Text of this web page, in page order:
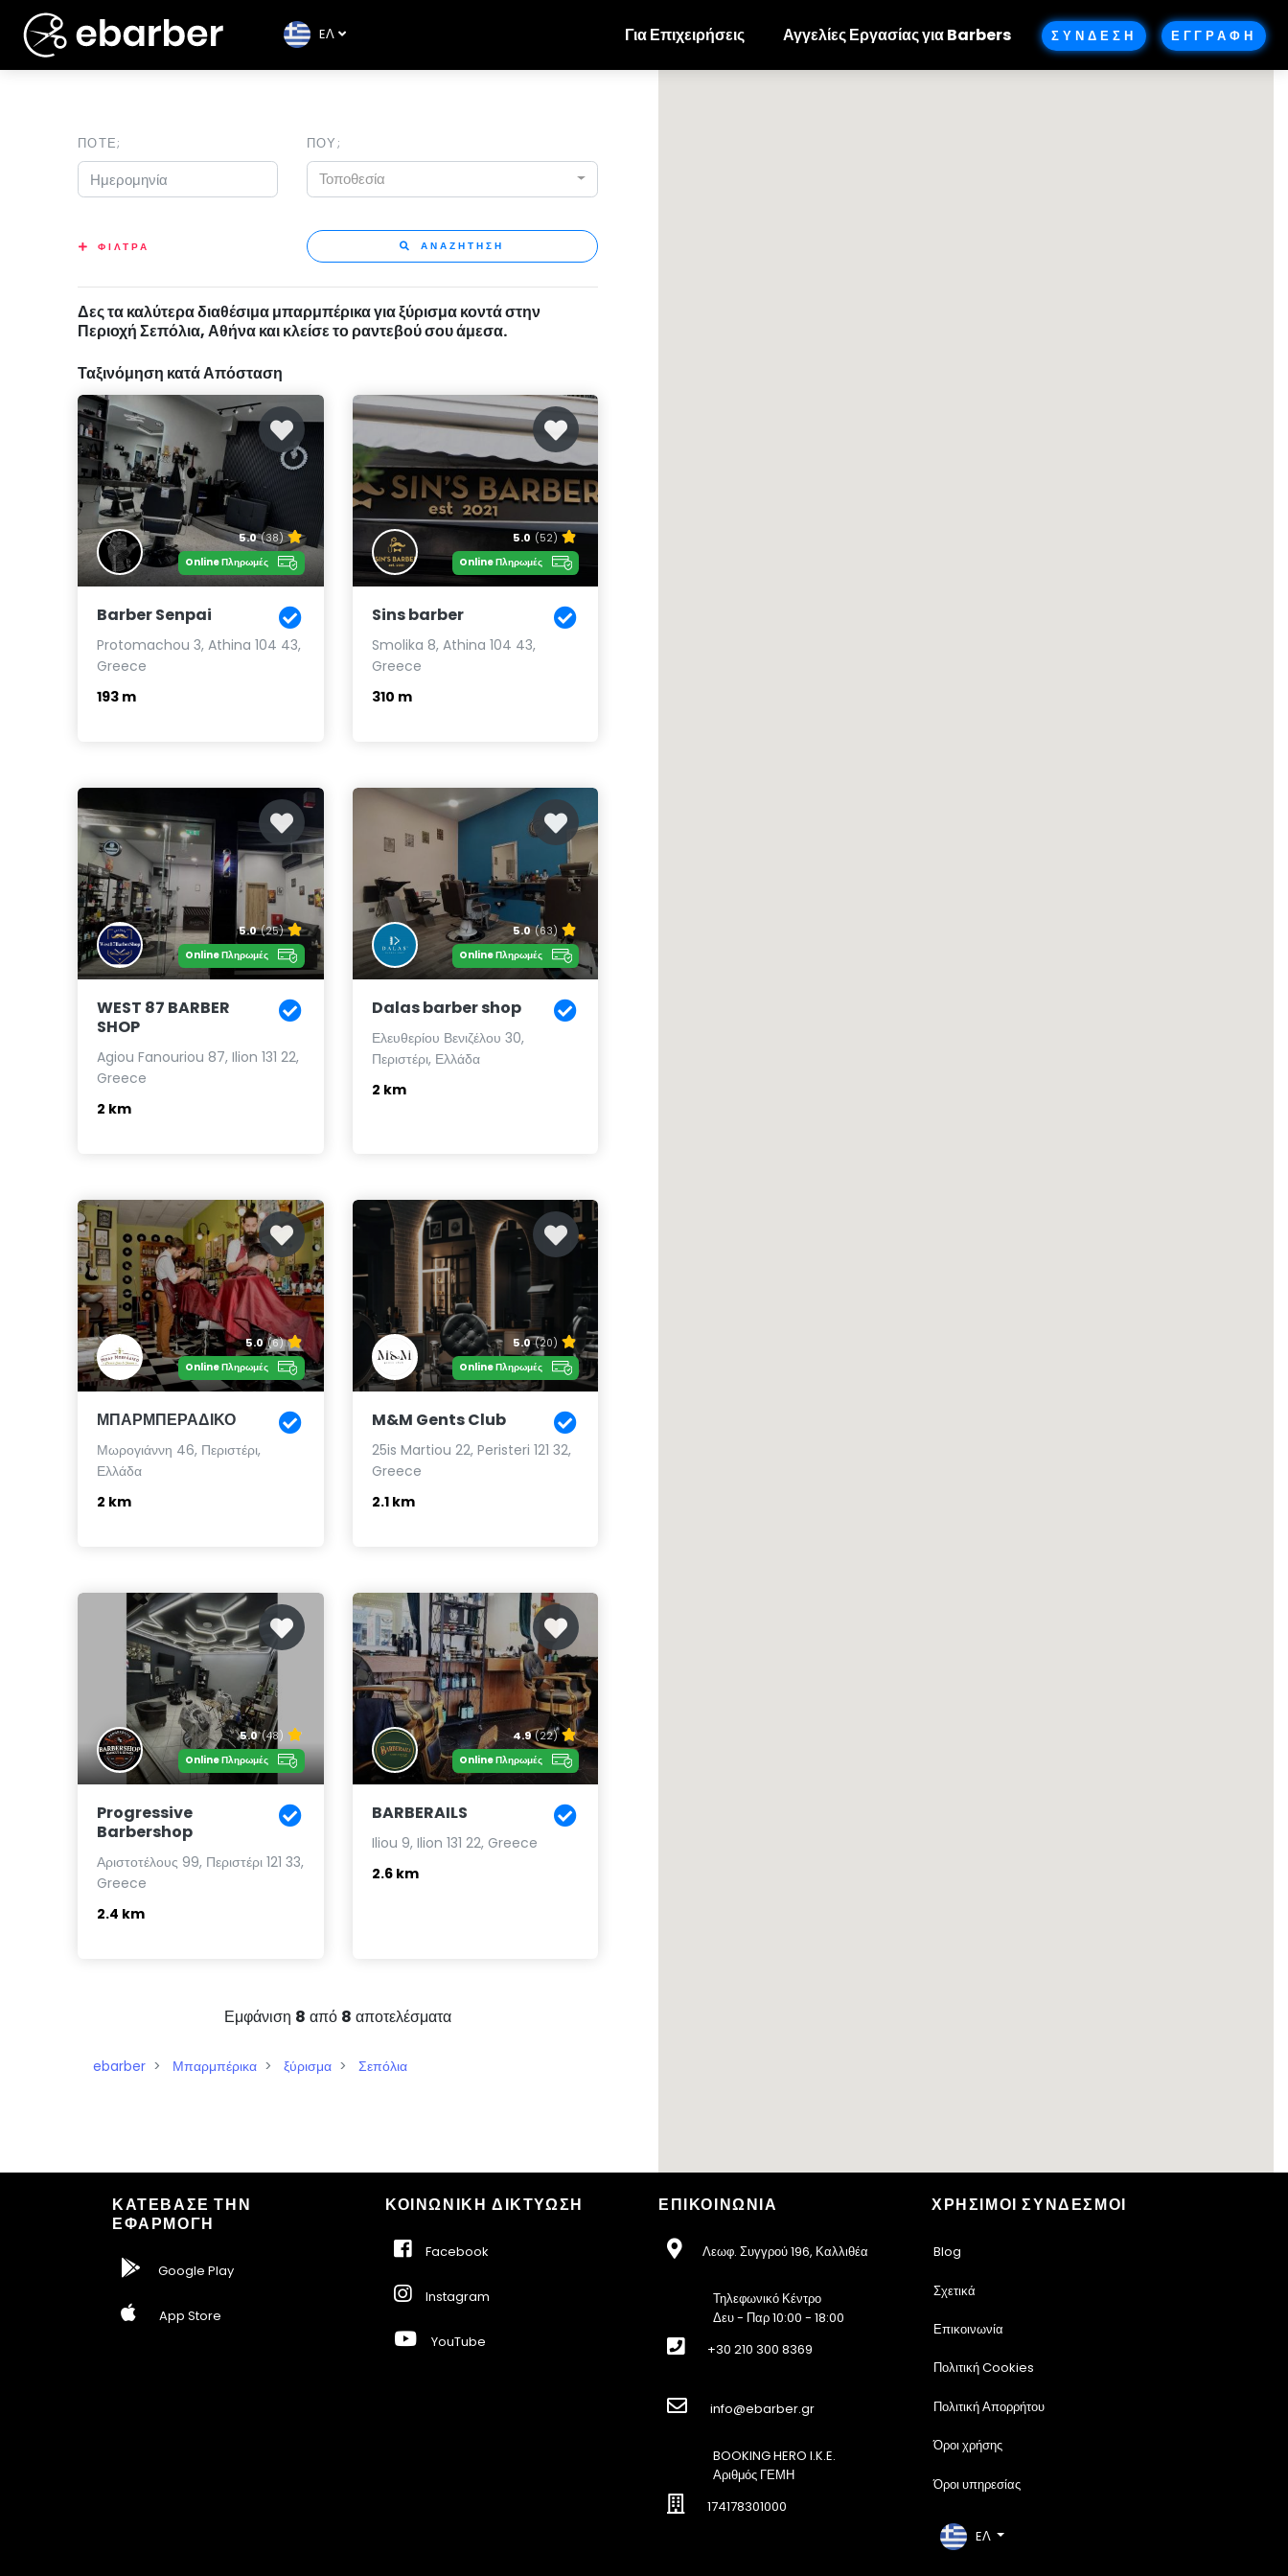
EΛ Για Επιχειρήσεις Αγγελίες Εργασίας για Barbers ΣΥΝΔΕΣΗ ΕΓΓΡΑΦΗ
ΠΟΤΕ; ΠΟΥ;
Τοποθεσία
ΦΙΛΤΡΑ ΑΝΑΖΗΤΗΣΗ
Δες τα καλύτερα διαθέσιμα μπαρμπέρικα για ξύρισμα κοντά στην
Περιοχή Σεπόλια, Αθήνα και κλείσε το ραντεβού σου άμεσα.
Ταξινόμηση κατά Απόσταση
5.0 (38)
Online Πληρωμές
Barber Senpai
Protomachou 3, Athina 104 43,
Greece
193 m
5.0 (52)
Online Πληρωμές
Sins barber
Smolika 8, Athina 104 43,
Greece
310 m
5.0 (25)
Online Πληρωμές
WEST 87 BARBER
SHOP
Agiou Fanouriou 87, Ilion 131 22,
Greece
2 km
5.0 (63)
Online Πληρωμές
Dalas barber shop
Ελευθερίου Βενιζέλου 30,
Περιστέρι, Ελλάδα
2 km
5.0 (6)
Online Πληρωμές
ΜΠΑΡΜΠΕΡΑΔΙΚΟ
Μωρογιάννη 46, Περιστέρι,
Ελλάδα
2 km
5.0 (20)
Online Πληρωμές
M&M Gents Club
25is Martiou 22, Peristeri 121 32,
Greece
2.1 km
5.0 (48)
Online Πληρωμές
Progressive
Barbershop
Αριστοτέλους 99, Περιστέρι 121 33,
Greece
2.4 km
4.9 (22)
Online Πληρωμές
BARBERAILS
Iliou 9, Ilion 131 22, Greece
2.6 km
Εμφάνιση 8 από 8 αποτελέσματα
ebarber Μπαρμπέρικα ξύρισμα Σεπόλια
ΚΑΤΕΒΑΣΕ ΤΗΝ
ΕΦΑΡΜΟΓΗ
Google Play
App Store
ΚΟΙΝΩΝΙΚΗ ΔΙΚΤΥΩΣΗ
Facebook
Instagram
YouTube
ΕΠΙΚΟΙΝΩΝΙΑ
Λεωφ. Συγγρού 196, Καλλιθέα
Τηλεφωνικό Κέντρο
Δευ - Παρ 10:00 - 18:00
+30 210 300 8369
info@ebarber.gr
BOOKING HERO I.K.E.
Αριθμός ΓΕΜΗ
174178301000
ΧΡΗΣΙΜΟΙ ΣΥΝΔΕΣΜΟΙ
Blog
Σχετικά
Επικοινωνία
Πολιτική Cookies
Πολιτική Απορρήτου
Όροι χρήσης
Όροι υπηρεσίας
EΛ